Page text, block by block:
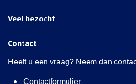
Veel bezocht
Contact
Heeft u een vraag? Neem dan
Contactformulier